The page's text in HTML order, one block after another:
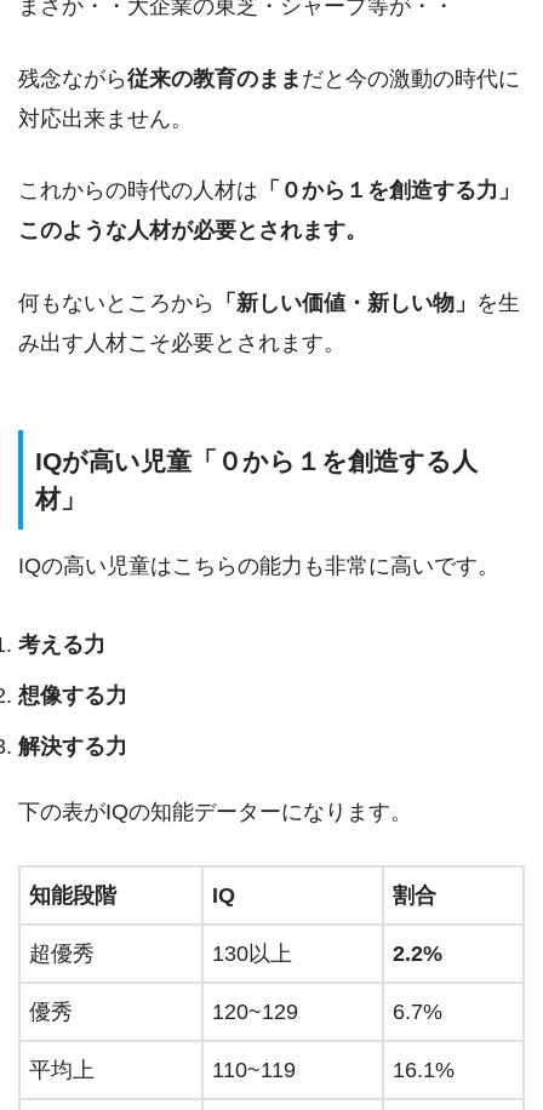
まさか・・大企業の東芝・シャープ等が・・
残念ながら従来の教育のまま だと今の激動の時代に
対応出来ません。
これからの時代の人材は 「０から１を創造する力」
このような人材が必要とされます。
何もないところから 「新しい価値・新しい物」 を生
み出す人材こそ必要とされます。
IQが高い児童「０から１を創造する人
材」
IQの高い児童はこちらの能力も非常に高いです。
考える力
想像する力
解決する力
下の表がIQの知能データーになります。
知能段階 IQ 割合
超優秀 130以上 2.2%
優秀 120~129 6.7%
平均上 110~119 16.1%